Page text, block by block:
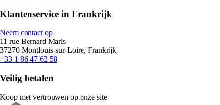
Klantenservice in Frankrijk
Neem contact op
11 rue Bernard Maris
37270 Montlouis-sur-Loire, Frankrijk
+33 1 86 47 62 58
Veilig betalen
Koop met vertrouwen op onze site